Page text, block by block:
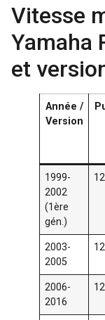
Vitesse
Yamaha
et
Année /
Version
1999-
2002
(1ère
gén.)
2003-
2005
2006-
2016